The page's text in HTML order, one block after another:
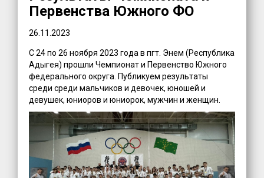
Первенства Южного ФО
26.11.2023
С 24 по 26 ноября 2023 года в пгт. Энем (Республика
Адыгея) прошли Чемпионат и Первенство Южного
федерального округа. Публикуем результаты
среди среди мальчиков и девочек, юношей и
девушек, юниоров и юниорок, мужчин и женщин.